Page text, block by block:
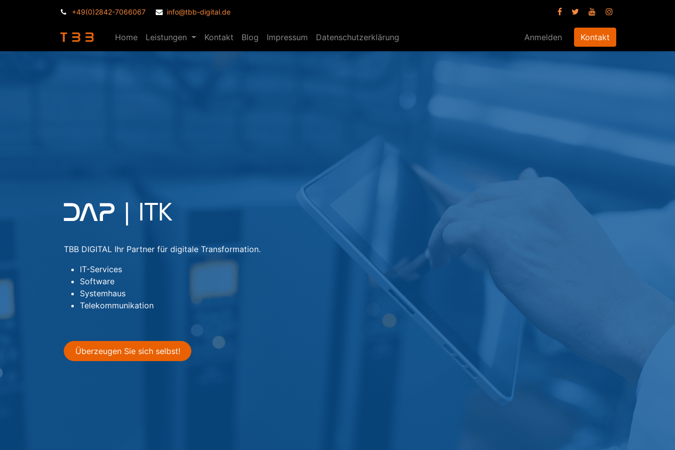
+49(0)2842-7066067 info@tbb-digital.de
Home Leistungen Kontakt Blog Impressum Datenschutzerklärung Anmelden Kontakt
​TBB DIGITAL Ihr Partner für digitale Transformation.
IT-Services
Software
Systemhaus
Telekommunikation
Überzeugen Sie sich selbst!